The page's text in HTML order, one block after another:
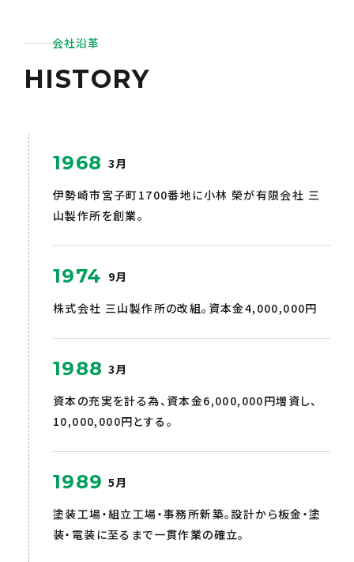
会社沿革
HISTORY
1968 3月
伊勢崎市宮子町1700番地に小林 榮が有限会社 三
山製作所を創業。
1974 9月
株式会社 三山製作所の改組。資本金4,000,000円
1988 3月
資本の充実を計る為、資本金6,000,000円増資し、
10,000,000円とする。
1989 5月
塗装工場・組立工場・事務所新築。設計から板金・塗
装・電装に至るまで一貫作業の確立。